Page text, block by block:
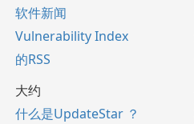
软件新闻
Vulnerability Index
的RSS
大约
什么是UpdateStar ？